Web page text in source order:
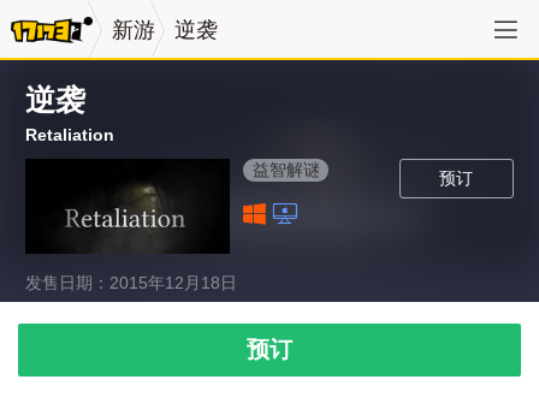
新游 逆袭
逆袭
Retaliation
预订
益智解谜
发售日期：2015年12月18日
预订